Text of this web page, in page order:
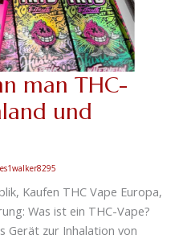
man THC-
und
Kaufen THC Vape Europa,
Was ist ein THC-Vape?
Gerät zur Inhalation von